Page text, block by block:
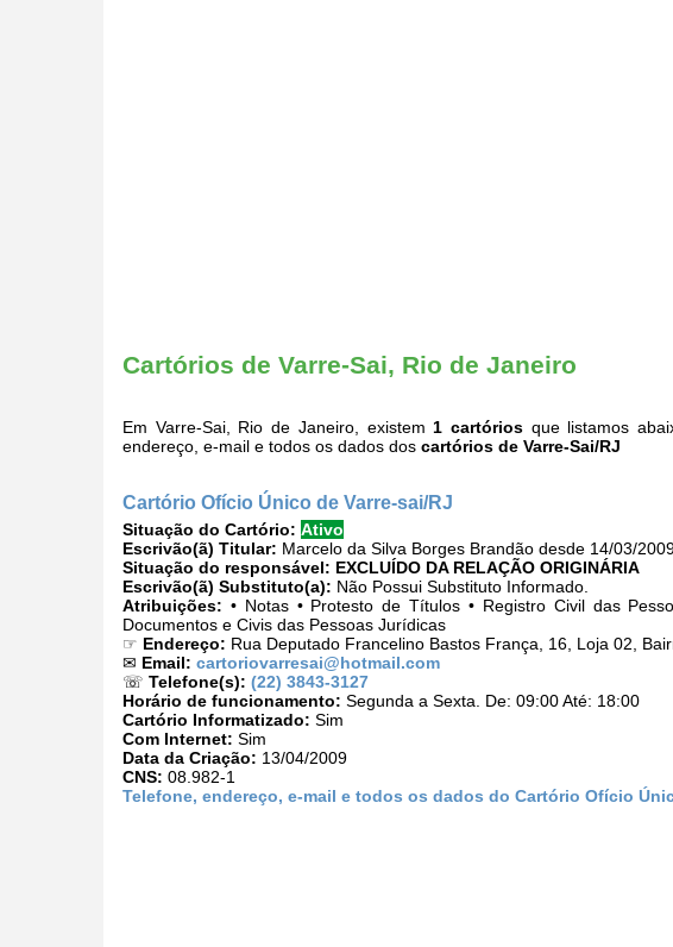
Cartórios de Varre-Sai, Rio de Janeiro
Em Varre-Sai, Rio de Janeiro, existem 1 cartórios que listamos
endereço, e-mail e todos os dados dos cartórios de Varre-Sai/RJ
Cartório Ofício Único de Varre-sai/RJ
Situação do Cartório: Ativo
Escrivão(ã) Titular: Marcelo da Silva Borges Brandão desde 14/03/
Situação do responsável: EXCLUÍDO DA RELAÇÃO ORIGINÁRIA
Escrivão(ã) Substituto(a): Não Possui Substituto Informado.
Atribuições: • Notas • Protesto de Títulos • Registro Civil das
Documentos e Civis das Pessoas Jurídicas
☞ Endereço: Rua Deputado Francelino Bastos França, 16, Loja 02,
✉ Email: cartoriovarresai@hotmail.com
☏ Telefone(s): (22) 3843-3127
Horário de funcionamento: Segunda a Sexta. De: 09:00 Até: 18:00
Cartório Informatizado: Sim
Com Internet: Sim
Data da Criação: 13/04/2009
CNS: 08.982-1
Telefone, endereço, e-mail e todos os dados do Cartório Ofício